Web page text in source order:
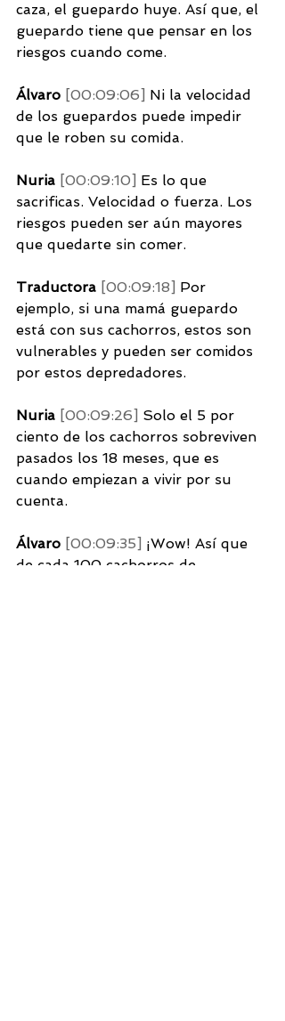
caza, el guepardo huye. Así que, el
guepardo tiene que pensar en los
riesgos cuando come.
Álvaro [00:09:06] Ni la velocidad
de los guepardos puede impedir
que le roben su comida.
Nuria [00:09:10] Es lo que
sacrificas. Velocidad o fuerza. Los
riesgos pueden ser aún mayores
que quedarte sin comer.
Traductora [00:09:18] Por
ejemplo, si una mamá guepardo
está con sus cachorros, estos son
vulnerables y pueden ser comidos
por estos depredadores.
Nuria [00:09:26] Solo el 5 por
ciento de los cachorros sobreviven
pasados los 18 meses, que es
cuando empiezan a vivir por su
cuenta.
Álvaro [00:09:35] ¡Wow! Así que
de cada 100 cachorros de